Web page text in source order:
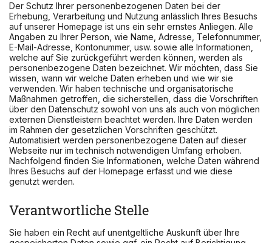
Der Schutz Ihrer personenbezogenen Daten bei der
Erhebung, Verarbeitung und Nutzung anlässlich Ihres Besuchs
auf unserer Homepage ist uns ein sehr ernstes Anliegen. Alle
Angaben zu Ihrer Person, wie Name, Adresse, Telefonnummer,
E-Mail-Adresse, Kontonummer, usw. sowie alle Informationen,
welche auf Sie zurückgeführt werden können, werden als
personenbezogene Daten bezeichnet. Wir möchten, dass Sie
wissen, wann wir welche Daten erheben und wie wir sie
verwenden. Wir haben technische und organisatorische
Maßnahmen getroffen, die sicherstellen, dass die Vorschriften
über den Datenschutz sowohl von uns als auch von möglichen
externen Dienstleistern beachtet werden. Ihre Daten werden
im Rahmen der gesetzlichen Vorschriften geschützt.
Automatisiert werden personenbezogene Daten auf dieser
Webseite nur im technisch notwendigen Umfang erhoben.
Nachfolgend finden Sie Informationen, welche Daten während
Ihres Besuchs auf der Homepage erfasst und wie diese
genutzt werden.
Verantwortliche Stelle
Sie haben ein Recht auf unentgeltliche Auskunft über Ihre